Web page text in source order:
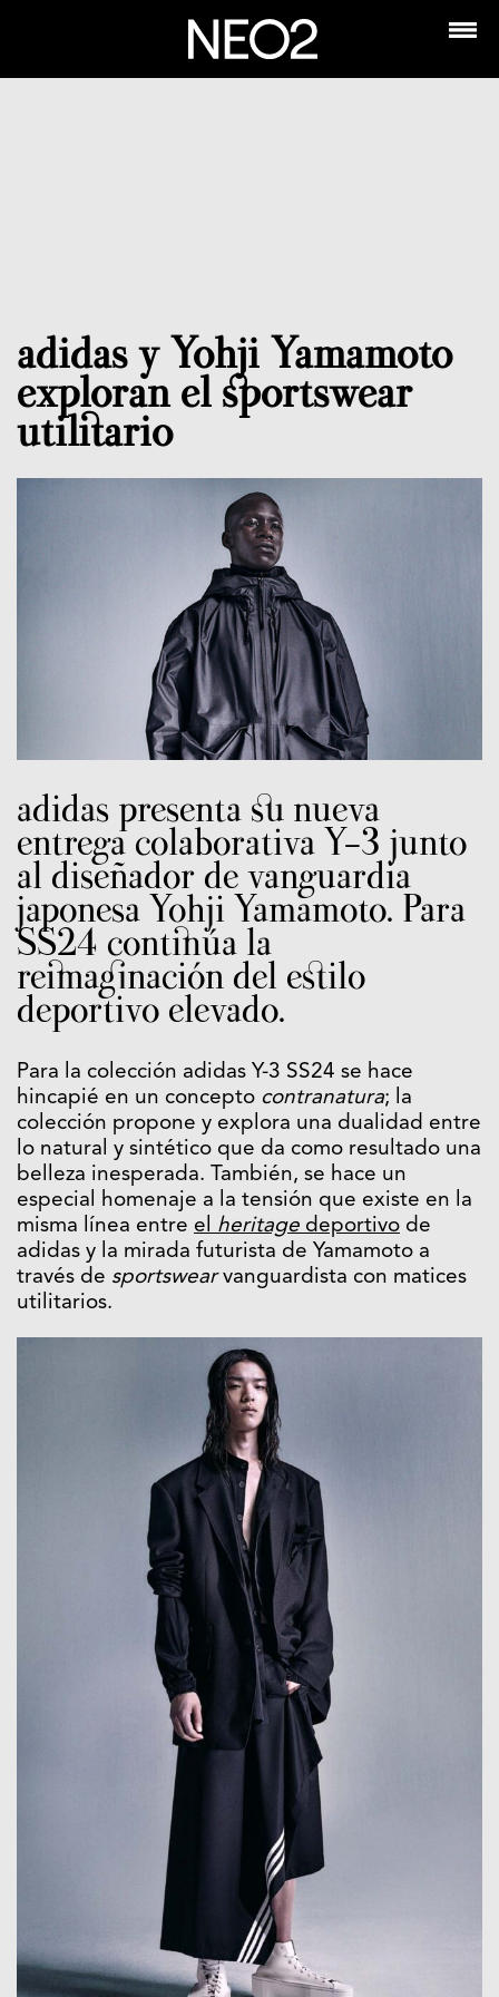
adidas y Yohji Yamamoto
exploran el sportswear
utilitario
adidas presenta su nueva
entrega colaborativa Y-3 junto
al diseñador de vanguardia
japonesa Yohji Yamamoto. Para
SS24 continúa la
reimaginación del estilo
deportivo elevado.
Para la colección adidas Y-3 SS24 se hace
hincapié en un concepto contranatura; la
colección propone y explora una dualidad entre
lo natural y sintético que da como resultado una
belleza inesperada. También, se hace un
especial homenaje a la tensión que existe en la
misma línea entre el heritage deportivo de
adidas y la mirada futurista de Yamamoto a
través de sportswearvanguardista con matices
utilitarios.